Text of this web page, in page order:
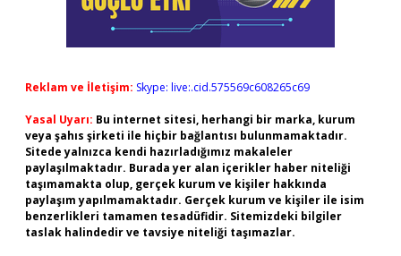
Reklam ve İletişim: Skype: live:.cid.575569c608265c69
Yasal Uyarı: Bu internet sitesi, herhangi bir marka, kurum
veya şahıs şirketi ile hiçbir bağlantısı bulunmamaktadır.
Sitede yalnızca kendi hazırladığımız makaleler
paylaşılmaktadır. Burada yer alan içerikler haber niteliği
taşımamakta olup, gerçek kurum ve kişiler hakkında
paylaşım yapılmamaktadır. Gerçek kurum ve kişiler ile isim
benzerlikleri tamamen tesadüfidir. Sitemizdeki bilgiler
taslak halindedir ve tavsiye niteliği taşımazlar.